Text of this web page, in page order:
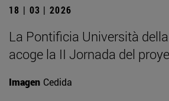
18 | 03 | 2026
La Pontificia Università
acoge la II Jornada del
Imagen Cedida